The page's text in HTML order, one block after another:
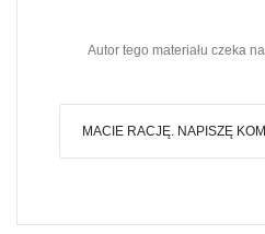
Autor tego materiału czeka
MACIE RACJĘ. NAPISZĘ